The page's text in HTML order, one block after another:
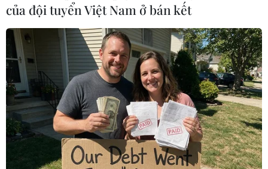
của đội tuyển Việt Nam ở bán kết